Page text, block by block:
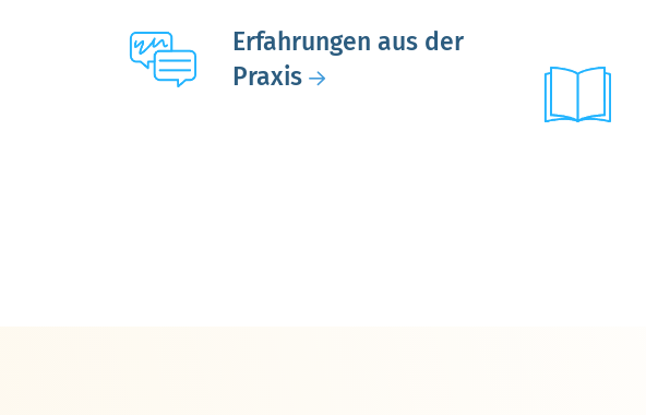
Erfahrungen aus der
Praxis